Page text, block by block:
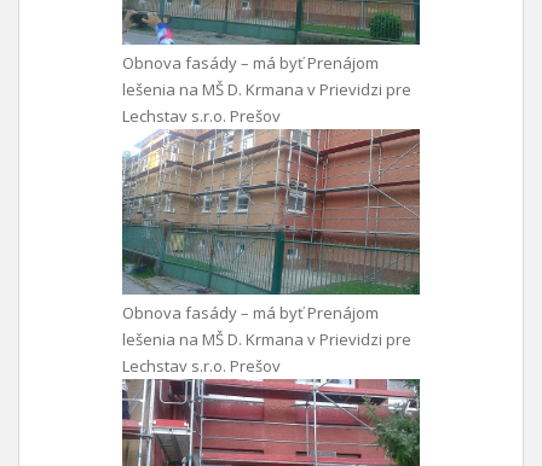
Obnova fasády – má byť Prenájom
lešenia na MŠ D. Krmana v Prievidzi pre
Lechstav s.r.o. Prešov
Obnova fasády – má byť Prenájom
lešenia na MŠ D. Krmana v Prievidzi pre
Lechstav s.r.o. Prešov